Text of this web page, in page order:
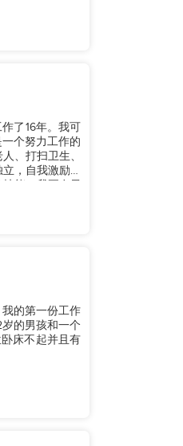
了16年。我可
个努力工作的
、打扫卫生、
，自我激励，
的第一份工作
的男孩和一个
床不起并且有